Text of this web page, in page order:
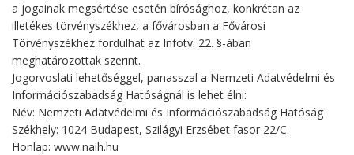
a jogainak megsértése esetén bírósághoz, konkrétan az
illetékes törvényszékhez, a fővárosban a Fővárosi
Törvényszékhez fordulhat az Infotv. 22. §-ában
meghatározottak szerint.
Jogorvoslati lehetőséggel, panasszal a Nemzeti Adatvédelmi és
Információszabadság Hatóságnál is lehet élni:
Név: Nemzeti Adatvédelmi és Információszabadság Hatóság
Székhely: 1024 Budapest, Szilágyi Erzsébet fasor 22/C.
Honlap: www.naih.hu